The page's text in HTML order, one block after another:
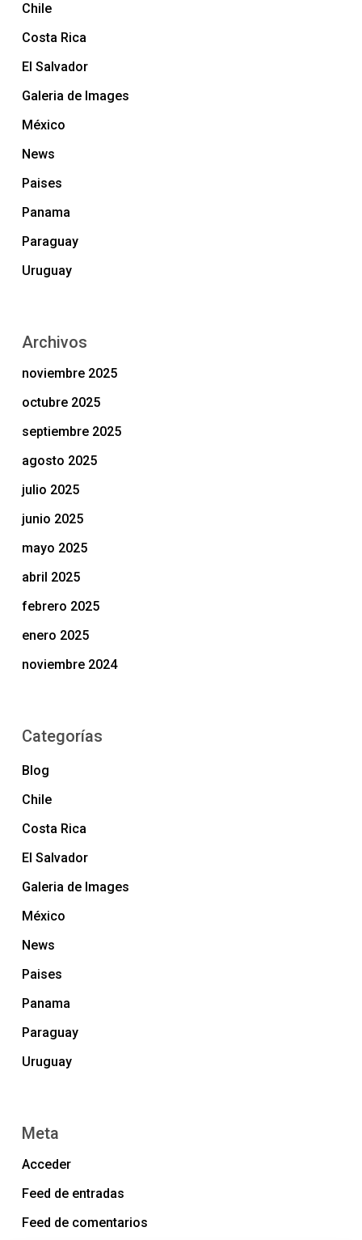
Chile
Costa Rica
El Salvador
Galeria de Images
México
News
Paises
Panama
Paraguay
Uruguay
Archivos
noviembre 2025
octubre 2025
septiembre 2025
agosto 2025
julio 2025
junio 2025
mayo 2025
abril 2025
febrero 2025
enero 2025
noviembre 2024
Categorías
Blog
Chile
Costa Rica
El Salvador
Galeria de Images
México
News
Paises
Panama
Paraguay
Uruguay
Meta
Acceder
Feed de entradas
Feed de comentarios